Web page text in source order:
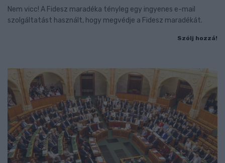
Nem vicc! A Fidesz maradéka tényleg egy ingyenes e-mail
szolgáltatást használt, hogy megvédje a Fidesz maradékát.
Szólj hozzá!